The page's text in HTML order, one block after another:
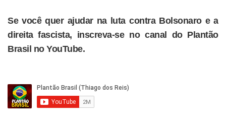
Se você quer ajudar na luta contra Bolsonaro e a
direita fascista, inscreva-se no canal do Plantão
Brasil no YouTube.